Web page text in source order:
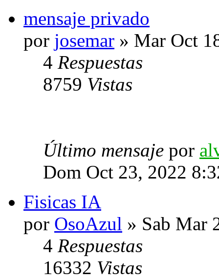
mensaje privado
por josemar » Mar Oct
4 Respuestas
8759 Vistas
Último mensaje por
Dom Oct 23, 2022
Fisicas IA
por OsoAzul » Sab Mar
4 Respuestas
16332 Vistas